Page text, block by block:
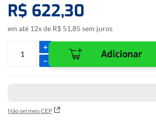
R$ 622,30
em até 12x de R$ 51,85 sem juros
＋
－
Adicionar
Não sei meu CEP